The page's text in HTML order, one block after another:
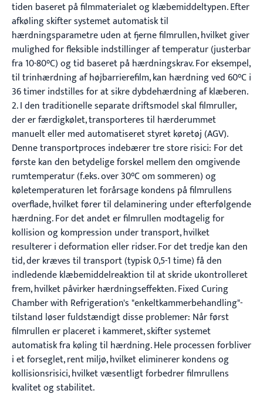
tiden baseret på filmmaterialet og klæbemiddeltypen. Efter
afkøling skifter systemet automatisk til
hærdningsparametre uden at fjerne filmrullen, hvilket giver
mulighed for fleksible indstillinger af temperatur (justerbar
fra 10-80°C) og tid baseret på hærdningskrav. For eksempel,
til trinhærdning af højbarrierefilm, kan hærdning ved 60°C i
36 timer indstilles for at sikre dybdehærdning af klæberen.
2. I den traditionelle separate driftsmodel skal filmruller,
der er færdigkølet, transporteres til hærderummet
manuelt eller med automatiseret styret køretøj (AGV).
Denne transportproces indebærer tre store risici: For det
første kan den betydelige forskel mellem den omgivende
rumtemperatur (f.eks. over 30°C om sommeren) og
køletemperaturen let forårsage kondens på filmrullens
overflade, hvilket fører til delaminering under efterfølgende
hærdning. For det andet er filmrullen modtagelig for
kollision og kompression under transport, hvilket
resulterer i deformation eller ridser. For det tredje kan den
tid, der kræves til transport (typisk 0,5-1 time) få den
indledende klæbemiddelreaktion til at skride ukontrolleret
frem, hvilket påvirker hærdningseffekten. Fixed Curing
Chamber with Refrigeration's "enkeltkammerbehandling"-
tilstand løser fuldstændigt disse problemer: Når først
filmrullen er placeret i kammeret, skifter systemet
automatisk fra køling til hærdning. Hele processen forbliver
i et forseglet, rent miljø, hvilket eliminerer kondens og
kollisionsrisici, hvilket væsentligt forbedrer filmrullens
kvalitet og stabilitet.